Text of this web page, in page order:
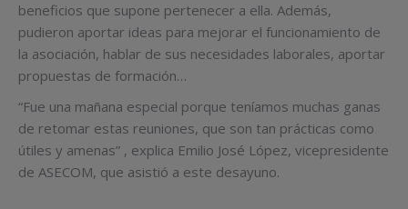
beneficios que supone pertenecer a ella. Además,
pudieron aportar ideas para mejorar el funcionamiento de
la asociación, hablar de sus necesidades laborales, aportar
propuestas de formación…
“Fue una mañana especial porque teníamos muchas ganas
de retomar estas reuniones, que son tan prácticas como
útiles y amenas” , explica Emilio José López, vicepresidente
de ASECOM, que asistió a este desayuno.